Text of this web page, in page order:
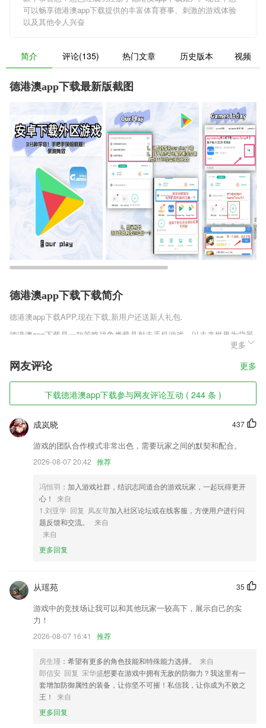
可以畅享德港澳app下载提供的丰富体育赛事、刺激的游戏体验
以及其他令人兴奋
简介 评论(135) 热门文章 历史版本 视频
德港澳app下载最新版截图
德港澳app下载下载简介
德港澳app下载APP,现在下载,新用户还送新人礼包.
德港澳app下载是一款策略战争类载具射击手机游戏，以未来世界为背景
的坦克即时对战游戏，整个战场推进到50年以后，坦克飞越科技的时空!
科幻建筑充斥着弥漫的硝烟!牌坦克手机游戏官方正版v1.0.63里玩家通过
对战车的改造升级、新型科技的解锁、指挥官的培养招募以及一次次的战
场实战，提升实力，赢得战争的胜利，问鼎王牌坦克，喜欢这款游戏的玩
家快来趣趣手游网下载吧!
1,无需暴露医生手机号和微信，医生点击病历夹中的随访按钮，生成二维
码，病人用微信扫一扫，关注即可进行随访。更可定制个性化随访方案，
智能化管理病人关系，实现自动随访，提升治疗依从性，积累医生口碑。
3,不同的速度和节奏供您选择
4,还可以轻松实现性别转换，可以实现古装变脸，男女不限。
5,除了搬运外，也有很多同人创作的作品和分享的视频
6,来网上练习，模拟考试，全方位服务大家，在里面可以轻松学习。
1.：专业的直播教育课程，让你轻松的在线学习专业知识；
2.·浅显易懂的讲解,幽默诙谐的分析,轻松掌握
3.允许用户对学生的学情数据组成形式进行自定义。
4.提高学生对考试的参与意识，提高初中升学率
5.辅导老师全程跟进你的学习,关心你的每一个进步
6.机构老师针对教学经典案例或者某个知识点、题目制作课程视频，内容
精简且主题突出，学生可以随时反复查看，帮助学生更全面、更牢固的掌
握所学内容。
德港澳app下载更新了什么?
更多
网友评论 更多
下载德港澳app下载参与网友评论互动 ( 244 条 )
437
成岚晓
游戏的团队合作模式非常出色，需要玩家之间的默契和配合。
2026-08-07 20:42 推荐
冯恒羽 ：加入游戏社群，结识志同道合的游戏玩家，一起玩得更开
心！
来自
1.刘亚学 回复 凤友苛加入社区论坛或在线客服，方便用户进行问
题反馈和交流。
来自
来自
更多回复
35
从瑶苑
游戏中的竞技场让我可以和其他玩家一较高下，展示自己的实
力！
2026-08-07 16:41 推荐
房生瑾 ：希望有更多的角色技能和特殊能力选择。
来自
郎信安 回复 宋华盛想要在游戏中拥有无敌的防御力？我这里有一
套增加防御属性的装备，让你坚不可摧！私信我，让你成为不败之
王！
来自
更多回复